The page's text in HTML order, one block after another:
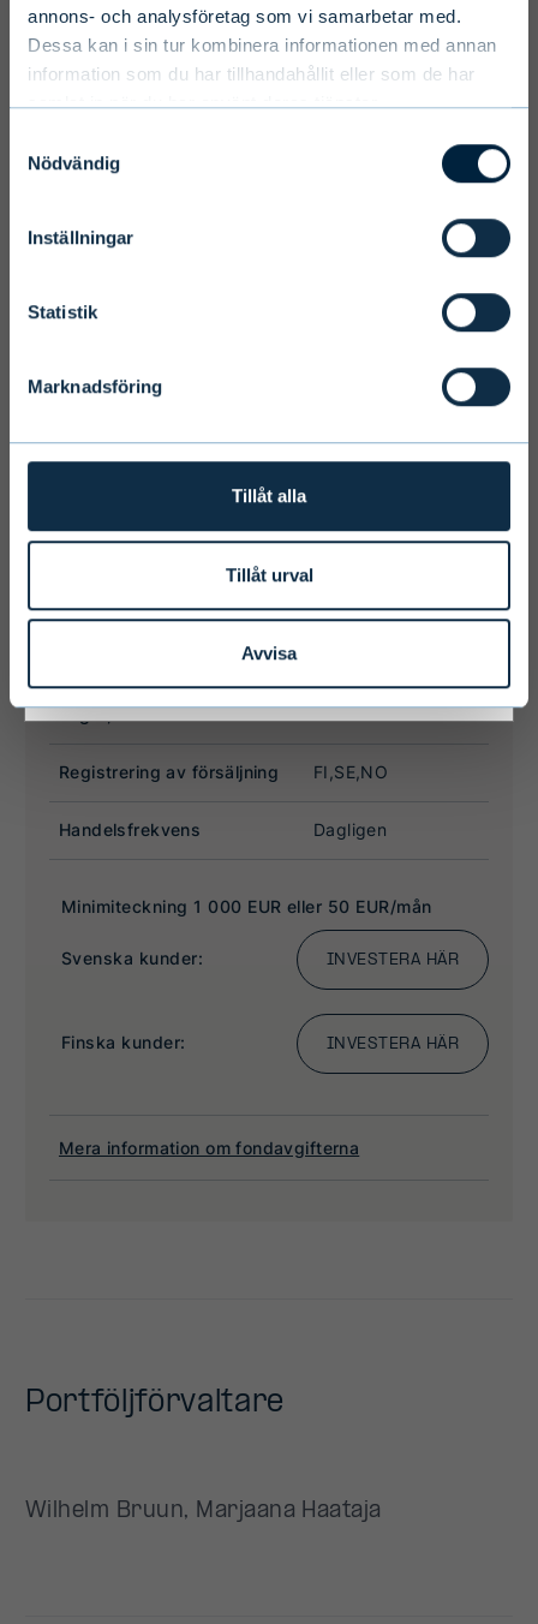
annons- och analysföretag som vi samarbetar med.
Dessa kan i sin tur kombinera informationen med annan
information som du har tillhandahållit eller som de har
samlat in när du har använt deras tjänster.
Nödvändig
Inställningar
Statistik
Marknadsföring
Tillåt alla
Tillåt urval
Avvisa
Select country
Select language
Terms and conditions
We ask you to take into account the
services to states outside of the EEA or
to citizens of these states may be
license. Users of the website are
personally responsible for any national
I ACCEPT & ENTER